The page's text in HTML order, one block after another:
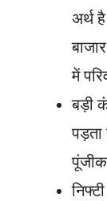
अर्थ
में
बड़ी
पड़ता